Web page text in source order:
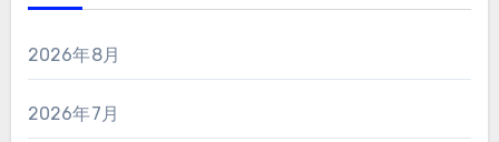
2026年8月
2026年7月